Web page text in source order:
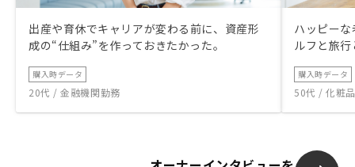
出産や育休でキャリアが変わる前に、資産形
成の“仕組み”を作っておきたかった。
購入時データ
20代 / 金融機関勤務
ハッピー
ルフと旅
購入時データ
50代 / 化粧